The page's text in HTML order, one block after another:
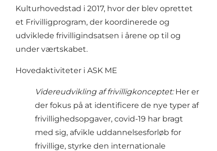
Kulturhovedstad i 2017, hvor der blev oprettet
et Frivilligprogram, der koordinerede og
udviklede frivilligindsatsen i årene op til og
under værtskabet.
Hovedaktiviteter i ASK ME
Videreudvikling af frivilligkonceptet:Her er
der fokus på at identificere de nye typer af
frivillighedsopgaver, covid-19 har bragt
med sig, afvikle uddannelsesforløb for
frivillige, styrke den internationale